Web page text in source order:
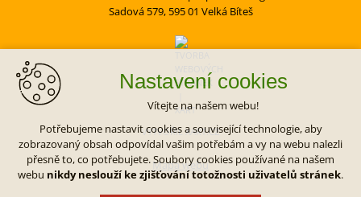
Nastavení cookies
Vítejte na našem webu!
Potřebujeme nastavit cookies a související technologie, aby
zobrazovaný obsah odpovídal vašim potřebám a vy na webu nalezli
přesně to, co potřebujete. Soubory cookies používané na našem
webu nikdy neslouží ke zjišťování totožnosti uživatelů stránek.
Sadová 579, 595 01 Velká Bíteš
VYTVOŘIL XART.CZ
Mapa webu